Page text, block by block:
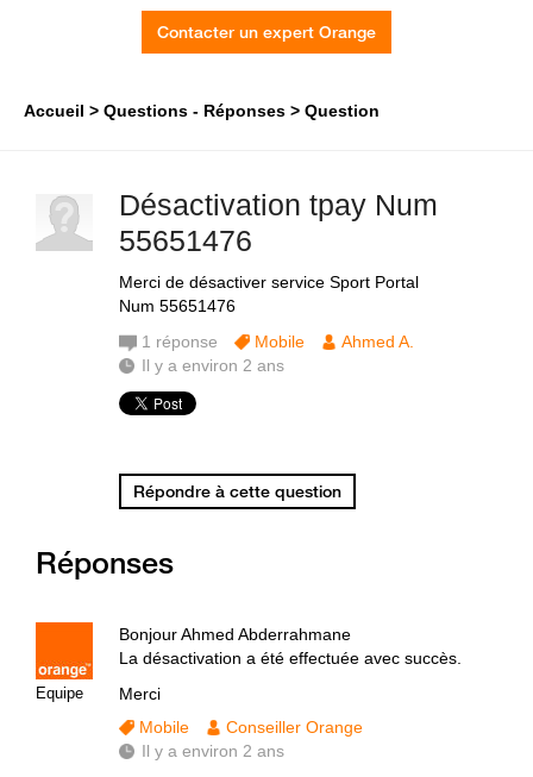
Contacter un expert Orange
Accueil Questions - Réponses Question
Désactivation tpay Num
55651476
Merci de désactiver service Sport Portal
Num 55651476
1 réponse Mobile
Ahmed A.
Il y a environ 2 ans
Répondre à cette question
Réponses
Equipe
Bonjour Ahmed Abderrahmane
La désactivation a été effectuée avec succès.
Merci
Mobile
Conseiller Orange
Il y a environ 2 ans